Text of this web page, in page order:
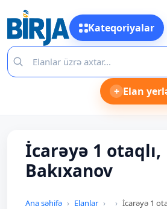
Kateqoriyalar
+ Elan
İcarəyə 1 otaqlı,
Bakıxanov
Ana səhifə Elanlar İcarəyə 1